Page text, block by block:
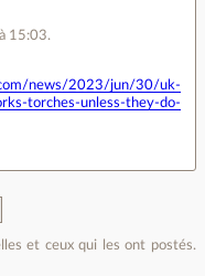
15:03.
news/2023/jun/30/uk-
torches-unless-they-do-
et ceux qui les ont postés.